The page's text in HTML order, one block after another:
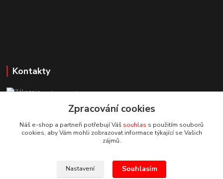
Kontakty
Zákaznická podpora StuhyLevně.cz
+420 725 618 353
(Po-Pá, 8-16 hod.)
adamoliver@seznam.cz
Zpracování cookies
Náš e-shop a partneři potřebují Váš souhlas s použitím souborů
cookies, aby Vám mohli zobrazovat informace týkající se Vašich
zájmů.
Nastavení Souhlasím